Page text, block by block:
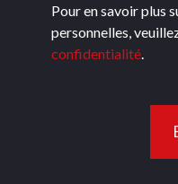
Pour en savoir plus
personnelles,
confidentialité.